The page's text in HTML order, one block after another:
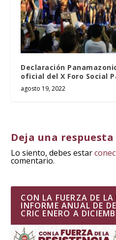
Declaración
oficial del X Foro Social
agosto 19, 2022
Deja una respuesta
Lo siento, debes estar
comentario.
CON LA FUERZA DE LA
INFORME ANUAL DE
CRIC ENERO A